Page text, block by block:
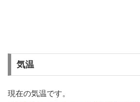
気温
現在の気温です。